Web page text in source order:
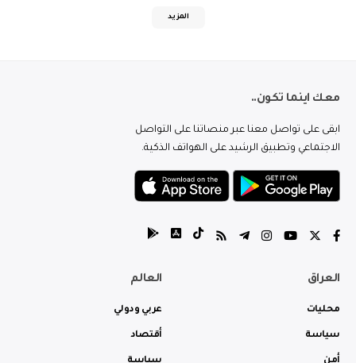
المزيد
معك اينما تكون..
ابقى على تواصل معنا عبر منصاتنا على التواصل
الاجتماعي وتطبيق الرشيد على الهواتف الذكية.
العراق
محليات
سياسة
العالم
عربي ودولي
أقتصاد